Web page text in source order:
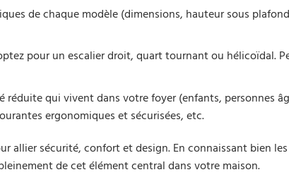
de chaque modèle (dimensions, hauteur sous
pour un escalier droit, quart tournant ou hélicoïdal.
qui vivent dans votre foyer (enfants, personnes
ergonomiques et sécurisées, etc.
allier sécurité, confort et design. En connaissant bien
de cet élément central dans votre maison.